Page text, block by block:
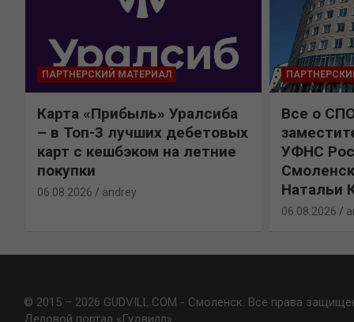
ПАРТНЕРСКИЙ МАТЕРИАЛ
Карта «Прибыль» Уралсиба
– в Топ-3 лучших дебетовых
карт с кешбэком на летние
покупки
06.08.2026 andrey
Все о
УФНС
Натальи
06.08.2026
© 2015 – 2026 GUDVILL.COM - Смоленск. Все права
Деловой портал «Гудвилл»